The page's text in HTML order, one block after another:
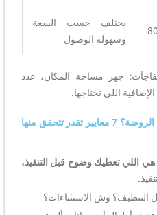
يختلف حسب السعة
وسهولة الوصول
جهز مساحة المكان، عدد
اللي تحتاجها.
كيف تختار جهة نظافة موثوقة في الروضة؟ 7 معايير تقدر تتحقق منها
اللي تعطيك وضوح قبل التنفيذ،
وش الاستثناءات؟